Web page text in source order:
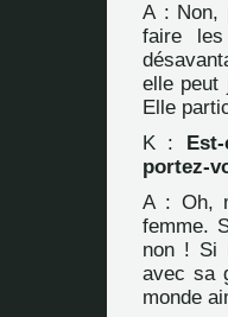
A : Non,
faire
elle peut
Elle
K :
portez-
A : Oh,
femme.
non ! Si
avec sa
monde